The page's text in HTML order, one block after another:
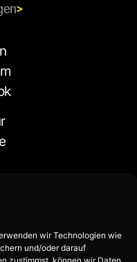
wir Technologien wie
und/oder darauf